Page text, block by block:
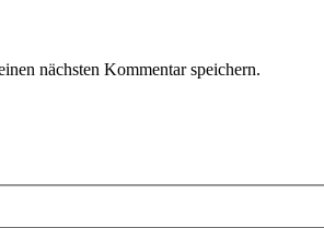
nächsten Kommentar speichern.